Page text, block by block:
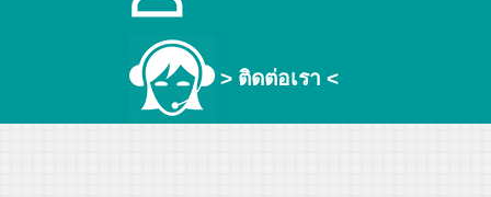
> ติดต่อเรา <